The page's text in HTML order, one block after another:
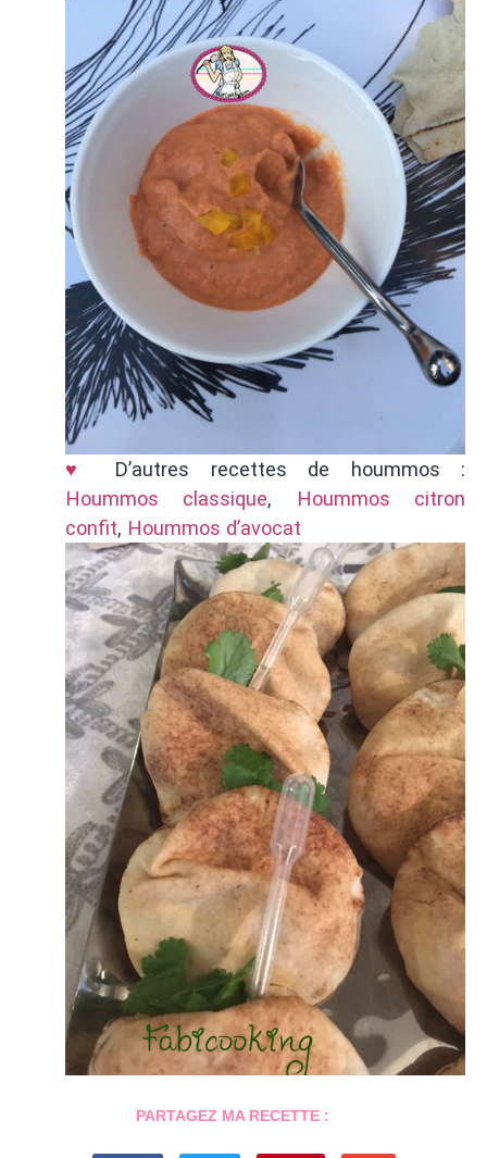
♥
D’autres recettes de hoummos :
Hoummos classique,
Hoummos citron
confit, Hoummos d’avocat
PARTAGEZ MA RECETTE :